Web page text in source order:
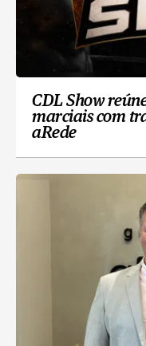
CDL Show
marciais com
aRede